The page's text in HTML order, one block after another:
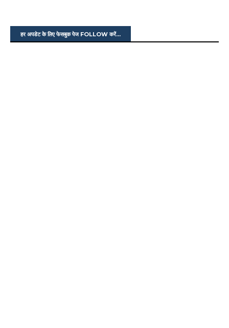
हर अपडेट के लिए फेसबुक पेज FOLLOW करें...